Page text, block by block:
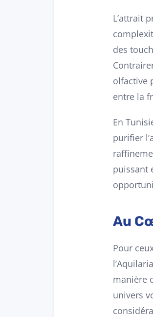
L’attrait
des
olfactive
entre la
En
purifier
puissant
Au
Pour
manière
univers